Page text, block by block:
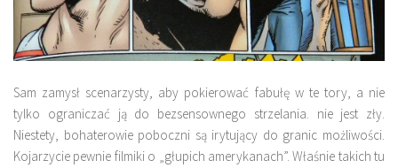
Sam zamysł scenarzysty, aby pokierować fabułę w te tory, a nie
tylko ograniczać ją do bezsensownego strzelania. nie jest zły.
Niestety, bohaterowie poboczni są irytujący do granic możliwości.
Kojarzycie pewnie filmiki o „głupich amerykanach”. Właśnie takich tu